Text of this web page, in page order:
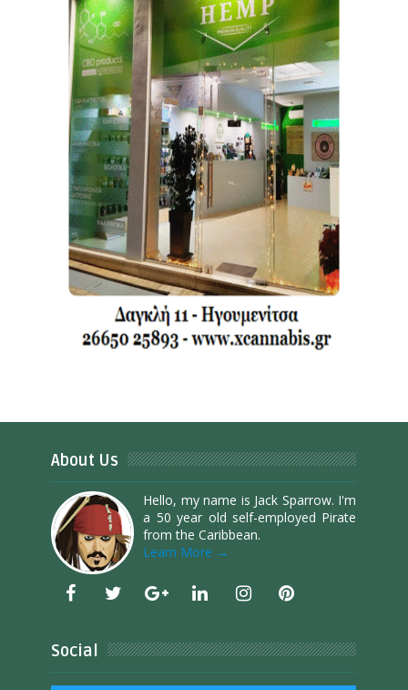
About Us
Hello, my name is Jack Sparrow. I'm
a 50 year old self-employed Pirate
from the Caribbean.
Learn More →
Social